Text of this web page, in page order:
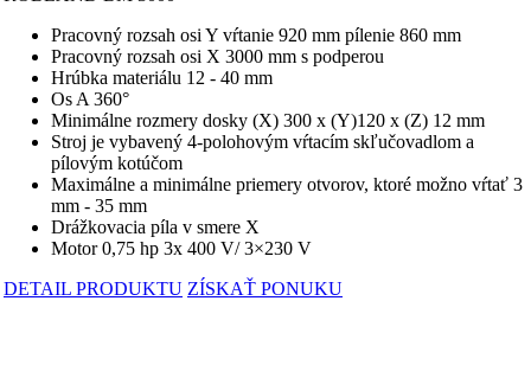
Pracovný rozsah osi Y vŕtanie 920 mm pílenie 860 mm
Pracovný rozsah osi X 3000 mm s podperou
Hrúbka materiálu 12 - 40 mm
Os A 360°
Minimálne rozmery dosky (X) 300 x (Y)120 x (Z) 12 mm
Stroj je vybavený 4-polohovým vŕtacím skľučovadlom a
pílovým kotúčom
Maximálne a minimálne priemery otvorov, ktoré možno vŕtať 3
mm - 35 mm
Drážkovacia píla v smere X
Motor 0,75 hp 3x 400 V/ 3×230 V
DETAIL PRODUKTU ZÍSKAŤ PONUKU